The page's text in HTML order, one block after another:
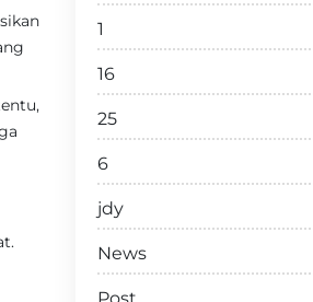
1
16
25
6
jdy
News